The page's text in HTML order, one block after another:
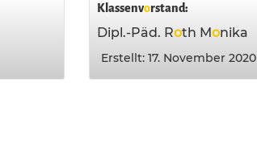
Klassenvorstand:
Dipl.-Päd. Roth Monika
Erstellt: 17. November 2020